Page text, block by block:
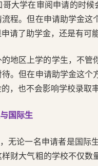
大学在审阅申请的时候
程。但在申请助学金这
请了助学金，还是有可
地区上学的学生，不管
。但在申请助学金这个
，也不会影响学校录取率
国际生
无论一名申请者是国
财大气粗的学校不仅